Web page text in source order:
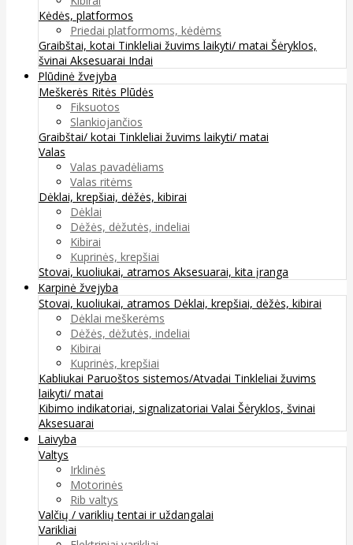
Kėdės, platformos
Priedai platformoms, kėdėms
Graibštai, kotai Tinkleliai žuvims laikyti/ matai Šėryklos,
švinai Aksesuarai Indai
Plūdinė žvejyba
Meškerės Ritės Plūdės
Fiksuotos
Slankiojančios
Graibštai/ kotai Tinkleliai žuvims laikyti/ matai
Valas
Valas pavadėliams
Valas ritėms
Dėklai, krepšiai, dėžės, kibirai
Dėklai
Dėžės, dėžutės, indeliai
Kibirai
Kuprinės, krepšiai
Stovai, kuoliukai, atramos Aksesuarai, kita įranga
Karpinė žvejyba
Stovai, kuoliukai, atramos Dėklai, krepšiai, dėžės, kibirai
Dėklai meškerėms
Dėžės, dėžutės, indeliai
Kibirai
Kuprinės, krepšiai
Kabliukai Paruoštos sistemos/Atvadai Tinkleliai žuvims
laikyti/ matai
Kibimo indikatoriai, signalizatoriai Valai Šėryklos, švinai
Aksesuarai
Laivyba
Valtys
Irklinės
Motorinės
Rib valtys
Valčių / variklių tentai ir uždangalai
Varikliai